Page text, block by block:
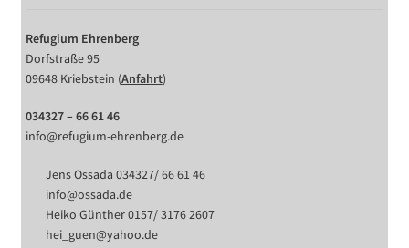
Refugium Ehrenberg
Dorfstraße 95
09648 Kriebstein (Anfahrt)
034327 – 66 61 46
info@refugium-ehrenberg.de
Jens Ossada 034327/ 66 61 46
info@ossada.de
Heiko Günther 0157/ 3176 2607
hei_guen@yahoo.de